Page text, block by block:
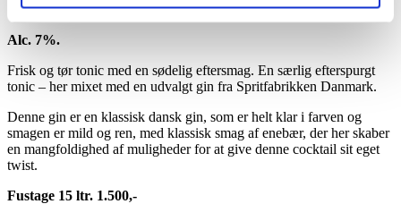
Alc. 7%.
Frisk og tør tonic med en sødelig eftersmag. En særlig efterspurgt
tonic – her mixet med en udvalgt gin fra Spritfabrikken Danmark.
Denne gin er en klassisk dansk gin, som er helt klar i farven og
smagen er mild og ren, med klassisk smag af enebær, der her skaber
en mangfoldighed af muligheder for at give denne cocktail sit eget
twist.
Fustage 15 ltr. 1.500,-